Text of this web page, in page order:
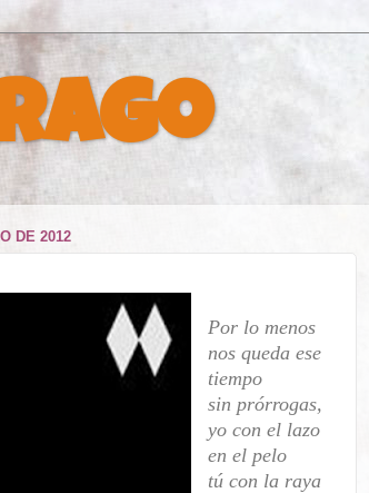
DE 2012
Por lo menos
nos queda ese
tiempo
sin prórrogas,
yo con el lazo
en el pelo
tú con la raya